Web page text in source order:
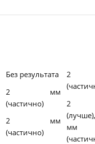
Без результата
2 мм
(частично)
2 мм
(частично)
2
2
мм